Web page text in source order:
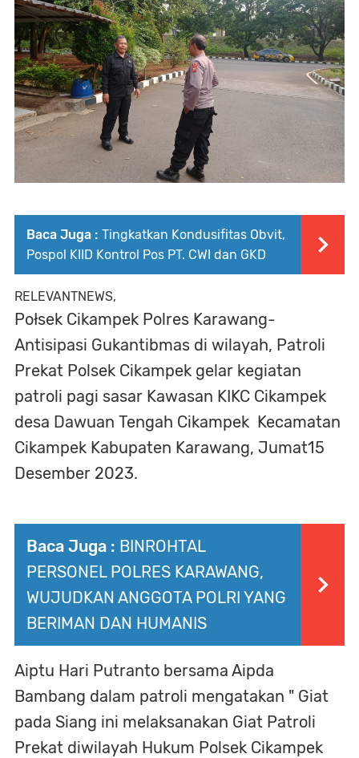
Baca Juga : Tingkatkan Kondusifitas Obvit,
Pospol KIID Kontrol Pos PT. CWI dan GKD
RELEVANTNEWS,
Połsek Cikampek Polres Karawang-
Antisipasi Gukantibmas di wilayah, Patroli
Prekat Polsek Cikampek gelar kegiatan
patroli pagi sasar Kawasan KIKC Cikampek
desa Dawuan Tengah Cikampek Kecamatan
Cikampek Kabupaten Karawang, Jumat15
Desember 2023.
Baca Juga : BINROHTAL
PERSONEL POLRES KARAWANG,
WUJUDKAN ANGGOTA POLRI YANG
BERIMAN DAN HUMANIS
Aiptu Hari Putranto bersama Aipda
Bambang dalam patroli mengatakan " Giat
pada Siang ini melaksanakan Giat Patroli
Prekat diwilayah Hukum Polsek Cikampek